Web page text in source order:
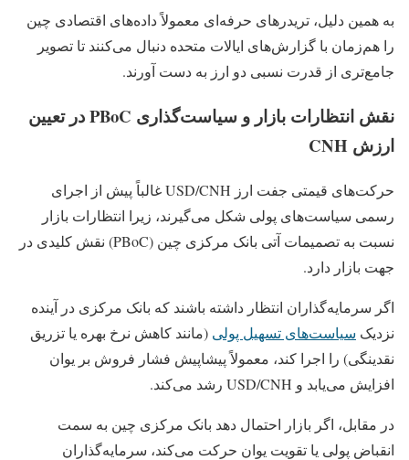
به همین دلیل، تریدرهای حرفه‌ای معمولاً داده‌های اقتصادی چین
را هم‌زمان با گزارش‌های ایالات متحده دنبال می‌کنند تا تصویر
جامع‌تری از قدرت نسبی دو ارز به دست آورند.
نقش انتظارات بازار و سیاست‌گذاری PBoC در تعیین
ارزش CNH
حرکت‌های قیمتی جفت‌ ارز USD/CNH غالباً پیش از اجرای
رسمی سیاست‌های پولی شکل می‌گیرند، زیرا انتظارات بازار
نسبت به تصمیمات آتی بانک مرکزی چین (PBoC) نقش کلیدی در
جهت بازار دارد.
اگر سرمایه‌گذاران انتظار داشته باشند که بانک مرکزی در آینده
نزدیک سیاست‌های تسهیل پولی (مانند کاهش نرخ بهره یا تزریق
نقدینگی) را اجرا کند، معمولاً پیشاپیش فشار فروش بر یوان
افزایش می‌یابد و USD/CNH رشد می‌کند.
در مقابل، اگر بازار احتمال دهد بانک مرکزی چین به سمت
انقباض پولی یا تقویت یوان حرکت می‌کند، سرمایه‌گذاران